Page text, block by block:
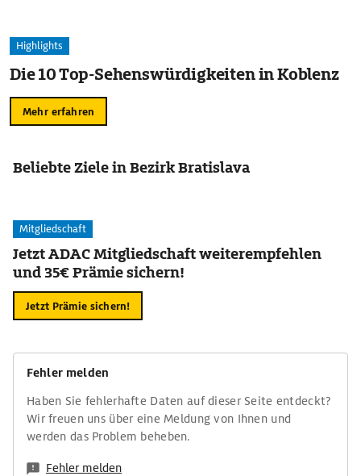
Highlights
Die 10 Top-Sehenswürdigkeiten in Koblenz
Mehr erfahren
Beliebte Ziele in Bezirk Bratislava
Mitgliedschaft
Jetzt ADAC Mitgliedschaft weiterempfehlen
und 35€ Prämie sichern!
Jetzt Prämie sichern!
Fehler melden
Haben Sie fehlerhafte Daten auf dieser Seite entdeckt?
Wir freuen uns über eine Meldung von Ihnen und
werden das Problem beheben.
Fehler melden